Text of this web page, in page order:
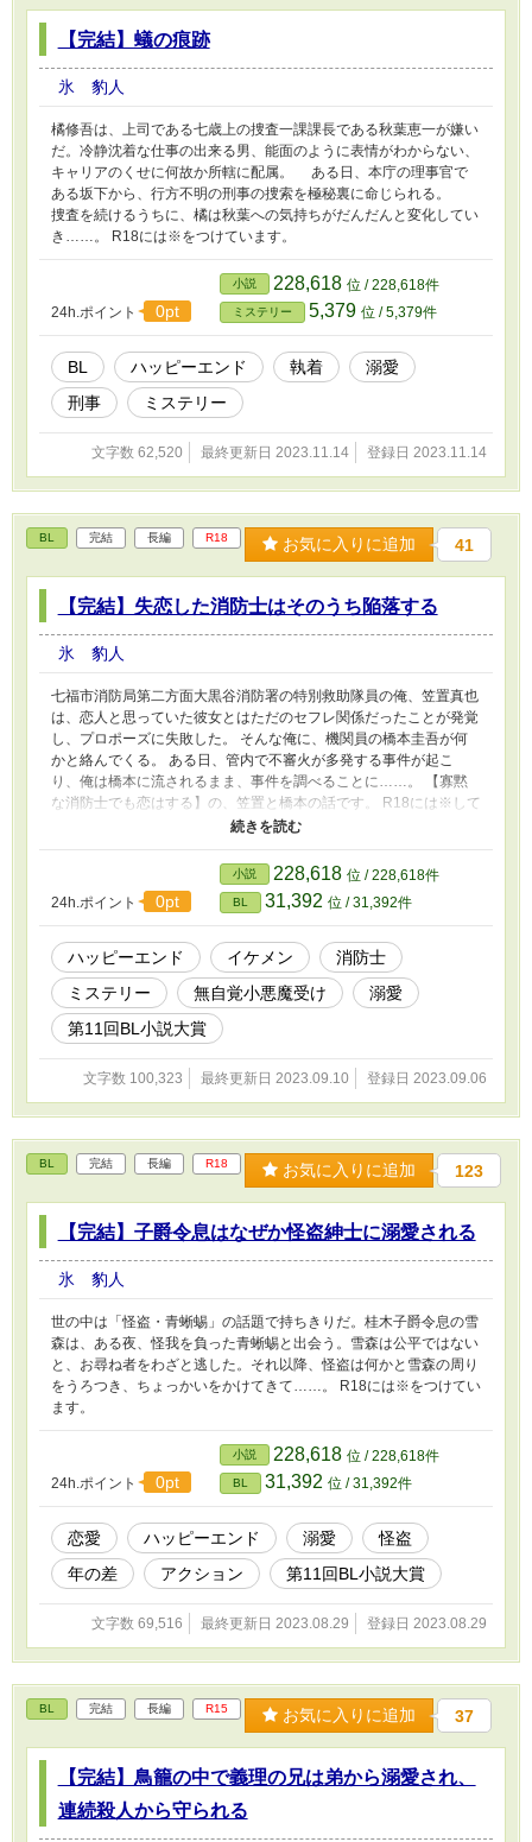
【完結】蟻の痕跡
氷 豹人
橘修吾は、上司である七歳上の捜査一課課長である秋葉恵一が嫌い
だ。冷静沈着な仕事の出来る男、能面のように表情がわからない、
キャリアのくせに何故か所轄に配属。 ある日、本庁の理事官で
ある坂下から、行方不明の刑事の捜索を極秘裏に命じられる。
捜査を続けるうちに、橘は秋葉への気持ちがだんだんと変化してい
き……。 R18には※をつけています。
24h.ポイント 0pt
小説 228,618 位 / 228,618件
ミステリー 5,379 位 / 5,379件
BL ハッピーエンド 執着
溺愛
刑事
ミステリー
文字数 62,520 最終更新日 2023.11.14 登録日 2023.11.14
BL 完結 長編 R18 お気に入りに追加 41
【完結】失恋した消防士はそのうち陥落する
氷 豹人
七福市消防局第二方面大黒谷消防署の特別救助隊員の俺、笠置真也
は、恋人と思っていた彼女とはただのセフレ関係だったことが発覚
し、プロポーズに失敗した。 そんな俺に、機関員の橋本圭吾が何
かと絡んでくる。 ある日、管内で不審火が多発する事件が起こ
り、俺は橋本に流されるまま、事件を調べることに……。 【寡黙
な消防士でも恋はする】の、笠置と橋本の話です。 R18には※して
います。 参考資料 「鎮火報」 「埋み火」 講談社 日明恩
「東京消防庁芝消防署24時すべては命を守るために」 講談社
岩貞るみ子 その他、インターネット等参考にしました
24h.ポイント 0pt
小説 228,618 位 / 228,618件
BL 31,392 位 / 31,392件
ハッピーエンド イケメン
消防士
ミステリー
無自覚小悪魔受け
溺愛
第11回BL小説大賞
文字数 100,323 最終更新日 2023.09.10 登録日 2023.09.06
BL 完結 長編 R18 お気に入りに追加 123
【完結】子爵令息はなぜか怪盗紳士に溺愛される
氷 豹人
世の中は「怪盗・青蜥蜴」の話題で持ちきりだ。桂木子爵令息の雪
森は、ある夜、怪我を負った青蜥蜴と出会う。雪森は公平ではない
と、お尋ね者をわざと逃した。それ以降、怪盗は何かと雪森の周り
をうろつき、ちょっかいをかけてきて……。 R18には※をつけてい
ます。
24h.ポイント 0pt
小説 228,618 位 / 228,618件
BL 31,392 位 / 31,392件
恋愛 ハッピーエンド 溺愛
怪盗
年の差
アクション 第11回BL小説大賞
文字数 69,516 最終更新日 2023.08.29 登録日 2023.08.29
BL 完結 長編 R15 お気に入りに追加 37
【完結】鳥籠の中で義理の兄は弟から溺愛され、
連続殺人から守られる